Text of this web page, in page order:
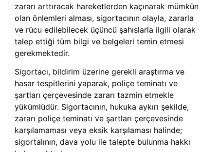
zararı arttıracak hareketlerden kaçınarak mümkün
olan önlemleri alması, sigortacının olayla, zararla
ve rücu edilebilecek üçüncü şahıslarla ilgili olarak
talep ettiği tüm bilgi ve belgeleri temin etmesi
gerekmektedir.
Sigortacı, bildirim üzerine gerekli araştırma ve
hasar tespitlerini yaparak, poliçe teminatı ve
şartları çerçevesinde zararı tazmin etmekle
yükümlüdür. Sigortacının, hukuka aykırı şekilde,
zararı poliçe teminatı ve şartları çerçevesinde
karşılamaması veya eksik karşılaması halinde;
sigortalının, dava yolu ile talepte bulunma hakkı